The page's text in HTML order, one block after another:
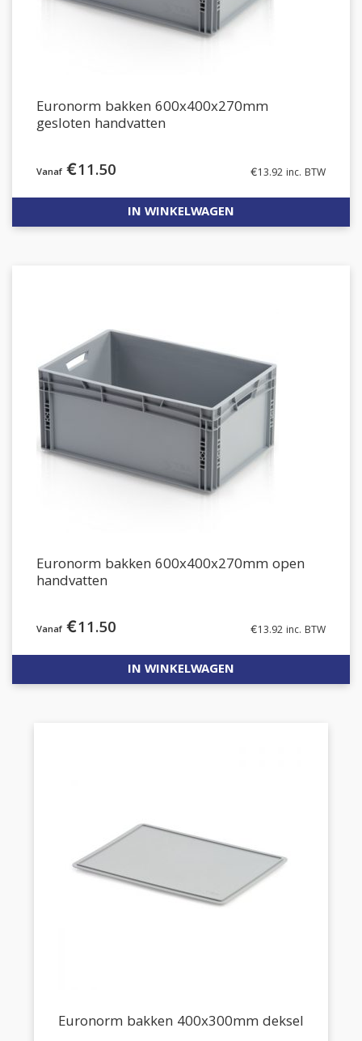
Euronorm bakken 600x400x270mm
gesloten handvatten
€11.50 €13.92 inc. BTW
IN WINKELWAGEN
Euronorm bakken 600x400x270mm open
handvatten
€11.50 €13.92 inc. BTW
IN WINKELWAGEN
Euronorm bakken 400x300mm deksel